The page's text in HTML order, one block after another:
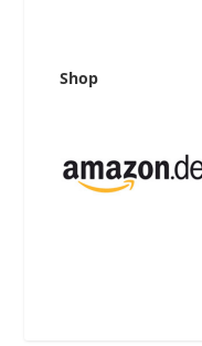
Shop